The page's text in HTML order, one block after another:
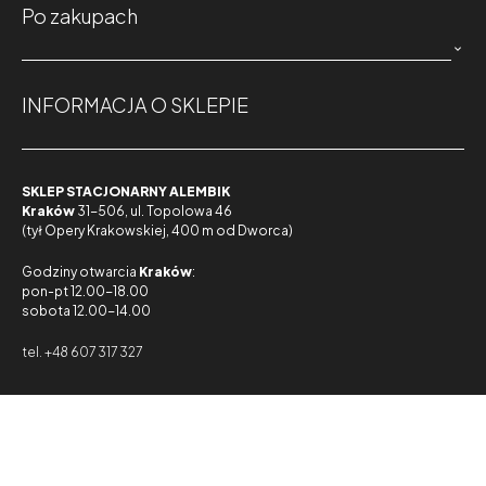
Po zakupach

INFORMACJA O SKLEPIE
SKLEP STACJONARNY ALEMBIK
Kraków 31-506, ul. Topolowa 46
(tył Opery Krakowskiej, 400 m od Dworca)
Godziny otwarcia Kraków:
pon-pt 12.00-18.00
sobota 12.00-14.00
tel. +48 607 317 327